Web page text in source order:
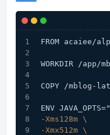
FROM acaiee/
WORKDIR /app/
COPY /
ENV
-Xms128m \
-Xmx512m \